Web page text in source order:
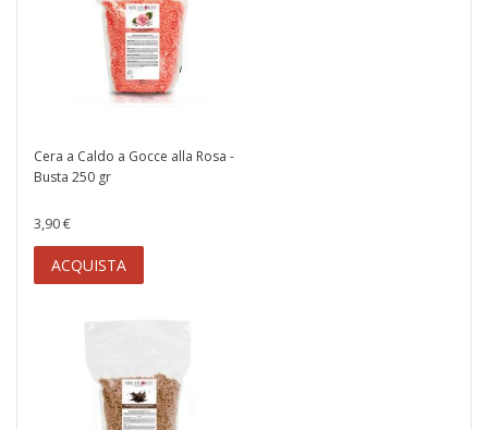
Cera a Caldo a Gocce alla Rosa -
Busta 250 gr
3,90 €
ACQUISTA